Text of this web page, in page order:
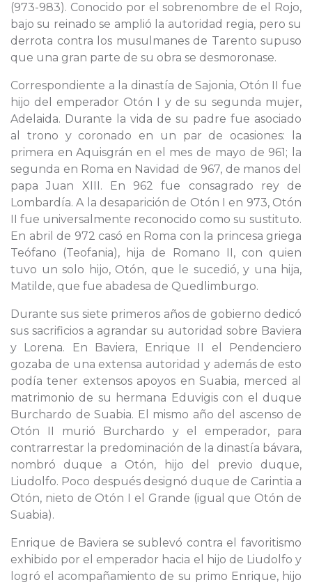
(973-983). Conocido por el sobrenombre de el Rojo,
bajo su reinado se amplió la autoridad regia, pero su
derrota contra los musulmanes de Tarento supuso
que una gran parte de su obra se desmoronase.
Correspondiente a la dinastía de Sajonia, Otón II fue
hijo del emperador Otón I y de su segunda mujer,
Adelaida. Durante la vida de su padre fue asociado
al trono y coronado en un par de ocasiones: la
primera en Aquisgrán en el mes de mayo de 961; la
segunda en Roma en Navidad de 967, de manos del
papa Juan XIII. En 962 fue consagrado rey de
Lombardía. A la desaparición de Otón I en 973, Otón
II fue universalmente reconocido como su sustituto.
En abril de 972 casó en Roma con la princesa griega
Teófano (Teofania), hija de Romano II, con quien
tuvo un solo hijo, Otón, que le sucedió, y una hija,
Matilde, que fue abadesa de Quedlimburgo.
Durante sus siete primeros años de gobierno dedicó
sus sacrificios a agrandar su autoridad sobre Baviera
y Lorena. En Baviera, Enrique II el Pendenciero
gozaba de una extensa autoridad y además de esto
podía tener extensos apoyos en Suabia, merced al
matrimonio de su hermana Eduvigis con el duque
Burchardo de Suabia. El mismo año del ascenso de
Otón II murió Burchardo y el emperador, para
contrarrestar la predominación de la dinastía bávara,
nombró duque a Otón, hijo del previo duque,
Liudolfo. Poco después designó duque de Carintia a
Otón, nieto de Otón I el Grande (igual que Otón de
Suabia).
Enrique de Baviera se sublevó contra el favoritismo
exhibido por el emperador hacia el hijo de Liudolfo y
logró el acompañamiento de su primo Enrique, hijo